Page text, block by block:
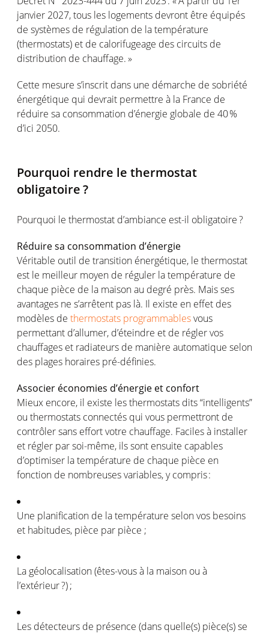
janvier 2027,tous les logements devront être équipés
de systèmes de régulation de latempérature
(thermostats) et de calorifugeage des circuits de
distribution de chauffage. »
Cette mesure s’inscrit dans une démarche de sobriété
énergétique qui devrait permettre à la France de
réduire sa consommation d’énergie globale de 40 %
d’ici 2050.
Pourquoi rendre le thermostat
obligatoire?
Pourquoi le thermostat d’ambiance est-il obligatoire?
Réduiresa consommation d’énergie
Véritable outil de transition énergétique, le thermostat
est le meilleur moyen de réguler latempérature de
chaque pièce de la maisonau degré près. Maisses
avantages ne s’arrêtent pas là. Il existe en effet des
modèles de thermostats programmablesvous
permettant d’allumer, d’éteindre et de réglervos
chauffages et radiateurs de manière automatique selon
des plages horaires pré-définies.
Associer économies d’énergie et confort
Mieux encore, il existe les thermostats dits “intelligents”
ou thermostats connectés qui vous permettront de
contrôler sans effort votre chauffage. Faciles à installer
et régler parsoi-même, ilssont ensuite capables
d’optimiser la température de chaque pièce en
fonction de nombreuses variables, y compris :
Une planification de latempérature selonvos besoins
et habitudes, pièce par pièce ;
La géolocalisation(êtes-vousà la maison ou à
l’extérieur?) ;
Les détecteurs de présence (dans quelle(s) pièce(s) se